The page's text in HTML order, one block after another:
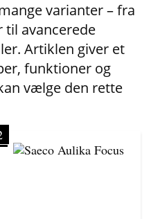
varianter – fra
avancerede
Artiklen giver et
funktioner og
vælge den rette